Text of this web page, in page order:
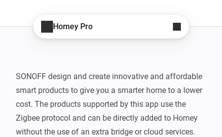
Homey Pro
SONOFF design and create innovative and affordable
smart products to give you a smarter home to a lower
cost. The products supported by this app use the
Zigbee protocol and can be directly added to Homey